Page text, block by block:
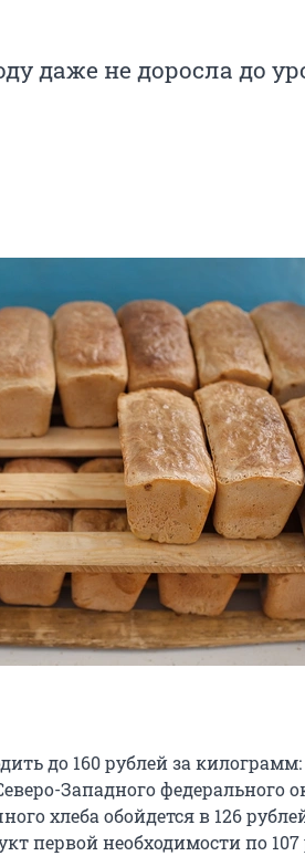
даже не доросла до
до 160 рублей за килограмм:
Западного федерального
хлеба обойдется в 126
первой необходимости по 107